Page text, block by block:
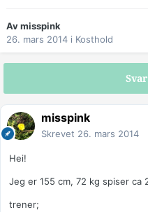
Avmisspink
26. mars 2014 i Kosthold
misspink
Skrevet 26. mars 2014
Hei!
Jeg er 155 cm, 72 kg spiser ca
trener;